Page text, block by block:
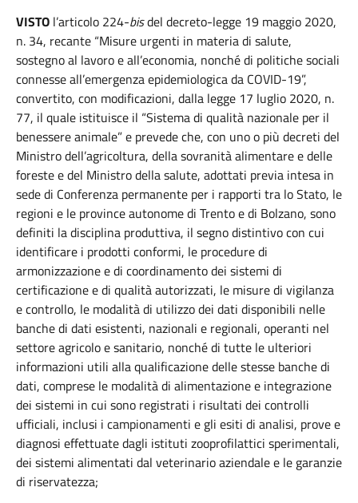
VISTO l’articolo 224-bisdel decreto-legge 19 maggio 2020,
n. 34, recante “Misure urgenti in materia di salute,
sostegno al lavoro e all’economia, nonché di politiche sociali
connesse all’emergenza epidemiologica da COVID-19”,
convertito, con modificazioni, dalla legge 17 luglio 2020, n.
77, il quale istituisce il “Sistema di qualità nazionale per il
benessere animale” e prevede che, con uno o più decreti del
Ministro dell’agricoltura, della sovranità alimentare e delle
foreste e del Ministro della salute, adottati previa intesa in
sede di Conferenza permanente per i rapporti tra lo Stato, le
regioni e le province autonome di Trento e di Bolzano, sono
definiti la disciplina produttiva, il segno distintivo con cui
identificare i prodotti conformi, le procedure di
armonizzazione e di coordinamento dei sistemi di
certificazione e di qualità autorizzati, le misure di vigilanza
e controllo, le modalità di utilizzo dei dati disponibili nelle
banche di dati esistenti, nazionali e regionali, operanti nel
settore agricolo e sanitario, nonché di tutte le ulteriori
informazioni utili alla qualificazione delle stesse banche di
dati, comprese le modalità di alimentazione e integrazione
dei sistemi in cui sono registrati i risultati dei controlli
ufficiali, inclusi i campionamenti e gli esiti di analisi, prove e
diagnosi effettuate dagli istituti zooprofilattici sperimentali,
dei sistemi alimentati dal veterinario aziendale e le garanzie
di riservatezza;